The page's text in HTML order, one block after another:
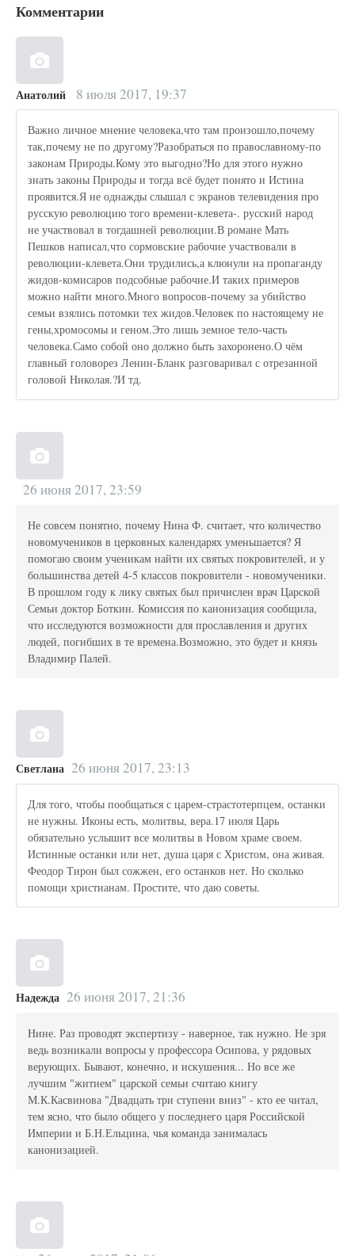
Комментарии
Анатолий 8 июля 2017, 19:37
Важно личное мнение человека,что там произошло,почему
так,почему не по другому?Разобраться по православному-по
законам Природы.Кому это выгодно?Но для этого нужно
знать законы Природы и тогда всё будет понято и Истина
проявится.Я не однажды слышал с экранов телевидения про
русскую революцию того времени-клевета-. русский народ
не участвовал в тогдашней революции.В романе Мать
Пешков написал,что сормовские рабочие участвовали в
революции-клевета.Они трудились,а клюнули на пропаганду
жидов-комисаров подсобные рабочие.И таких примеров
можно найти много.Много вопросов-почему за убийство
семьи взялись потомки тех жидов.Человек по настоящему не
гены,хромосомы и геном.Это лишь земное тело-часть
человека.Само собой оно должно быть захоронено.О чём
главный головорез Ленин-Бланк разговаривал с отрезанной
головой Николая.?И тд.
26 июня 2017, 23:59
Не совсем понятно, почему Нина Ф. считает, что количество
новомучеников в церковных календарях уменьшается? Я
помогаю своим ученикам найти их святых покровителей, и у
большинства детей 4-5 классов покровители - новомученики.
В прошлом году к лику святых был причислен врач Царской
Семьи доктор Боткин. Комиссия по канонизация сообщила,
что исследуются возможности для прославления и других
людей, погибших в те времена.Возможно, это будет и князь
Владимир Палей.
Светлана 26 июня 2017, 23:13
Для того, чтобы пообщаться с царем-страстотерпцем, останки
не нужны. Иконы есть, молитвы, вера.17 июля Царь
обязательно услышит все молитвы в Новом храме своем.
Истинные останки или нет, душа царя с Христом, она живая.
Феодор Тирон был сожжен, его останков нет. Но сколько
помощи христианам. Простите, что даю советы.
Надежда 26 июня 2017, 21:36
Нине. Раз проводят экспертизу - наверное, так нужно. Не зря
ведь возникали вопросы у профессора Осипова, у рядовых
верующих. Бывают, конечно, и искушения... Но все же
лучшим "житием" царской семьи считаю книгу
М.К.Касвинова "Двадцать три ступени вниз" - кто ее читал,
тем ясно, что было общего у последнего царя Российской
Империи и Б.Н.Ельцина, чья команда занималась
канонизацией.